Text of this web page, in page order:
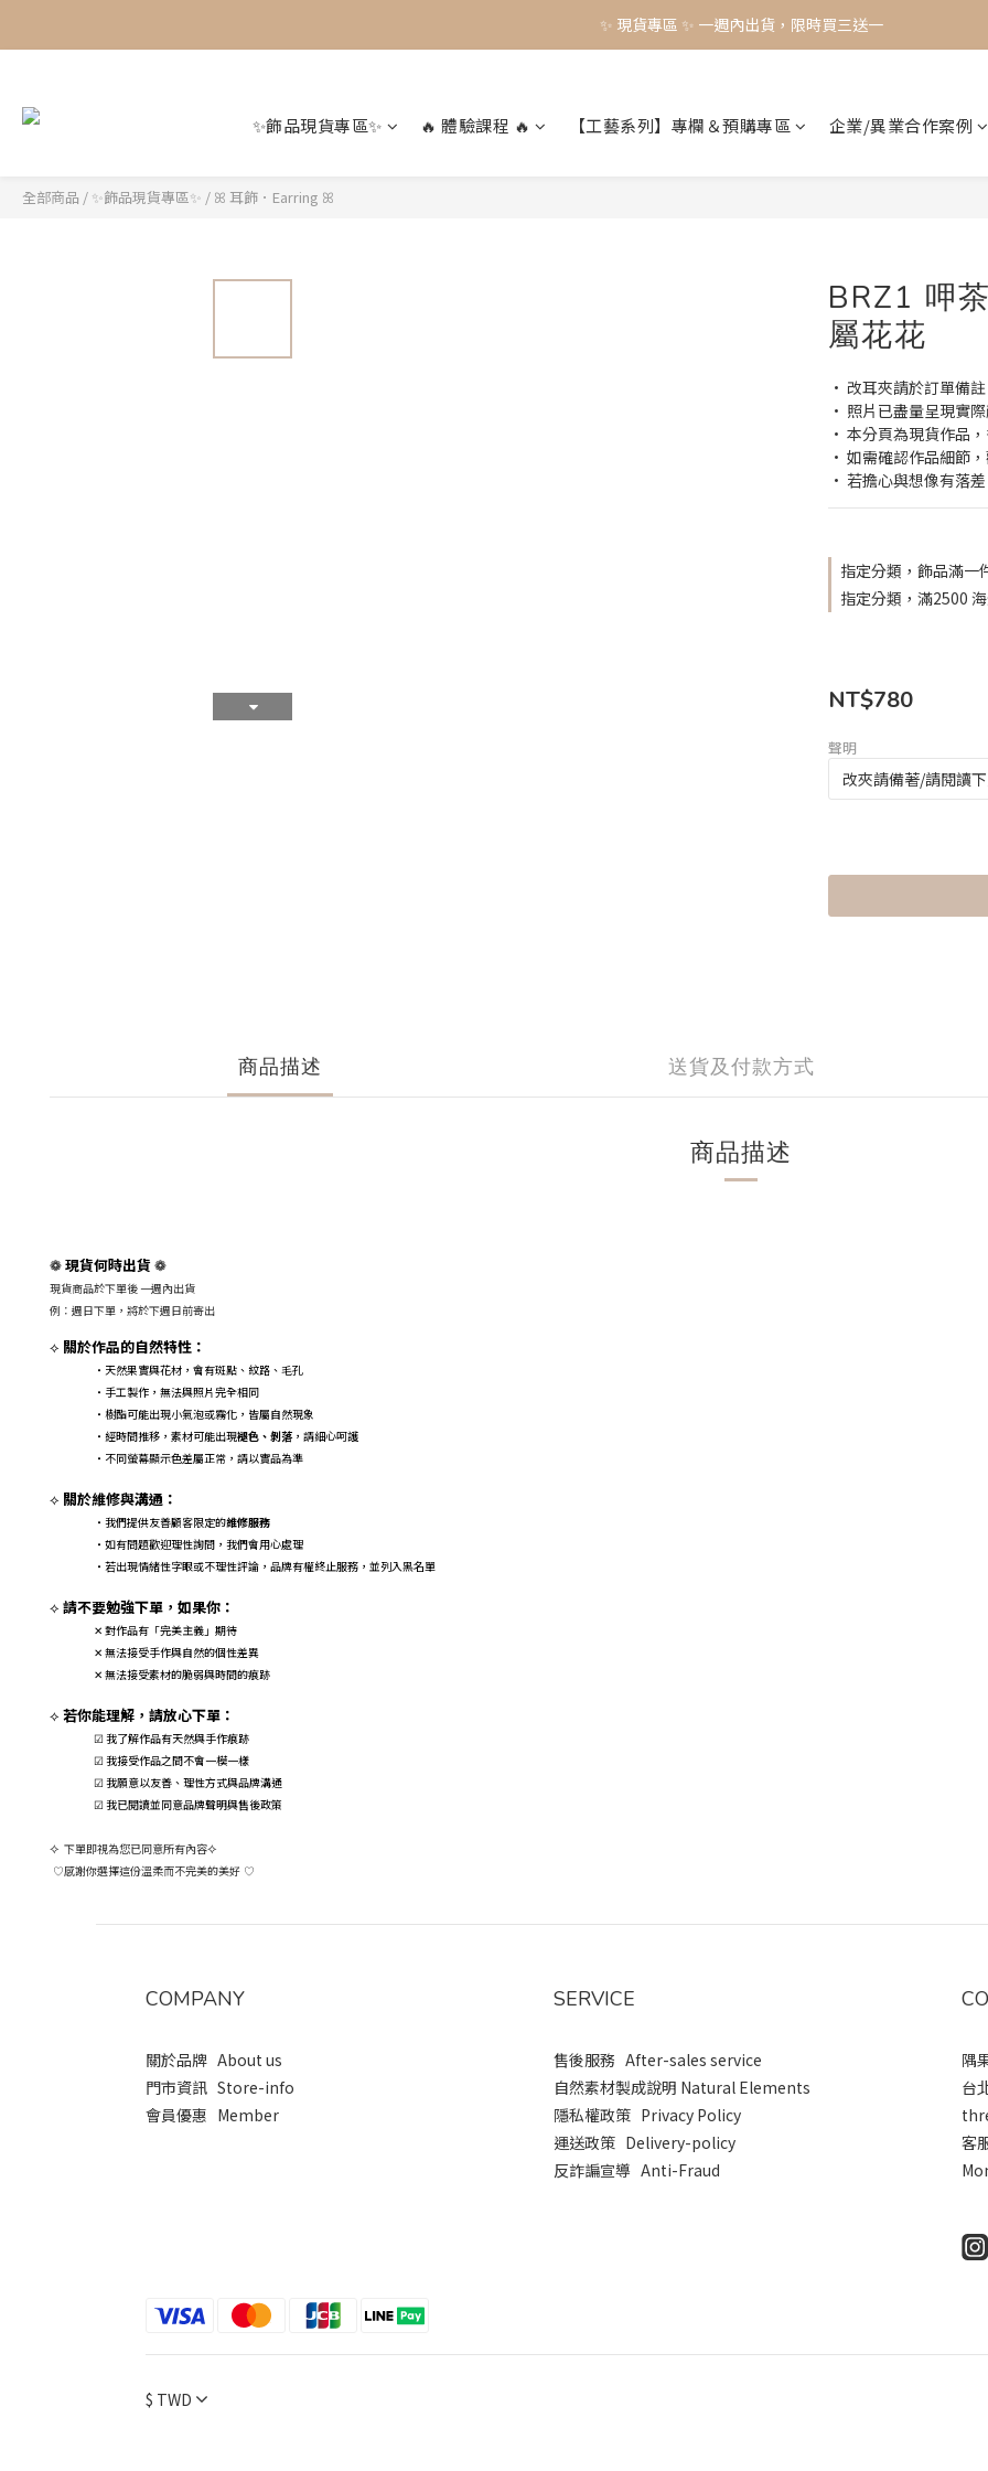
✨ 現貨專區 ✨ 一週內出貨，限時買三送一
✨ 現貨專區 ✨ 一週內出貨，限時買三送一
✨ 現貨專區 ✨ 一週內出貨，限時買三送一
✨飾品現貨專區✨ 🔥 體驗課程 🔥 【工藝系列】專欄＆預購專區 企業/異業合作案例
全部商品 / ✨飾品現貨專區✨ / ꕤ 耳飾．Earring ꕤ
BRZ1 呷
屬花花
• 改耳夾請於訂單備註
• 照片已盡量呈現實
• 本分頁為現貨作品
• 如需確認作品細節
• 若擔心與想像有落
指定分類，飾品滿
指定分類，滿2500
NT$780
聲明
商品描述 送貨及付款方式
商品描述
❁ 現貨何時出貨 ❁
現貨商品於下單後 一週內出貨
例：週日下單，將於下週日前寄出
⟡ 關於作品的自然特性：
・天然果實與花材，會有斑點、紋路、毛孔
・手工製作，無法與照片完全相同
・樹酯可能出現小氣泡或霧化，皆屬自然現象
・經時間推移，素材可能出現褪色、剝落，請細心呵護
・不同螢幕顯示色差屬正常，請以實品為準
⟡ 關於維修與溝通：
・我們提供友善顧客限定的維修服務
・如有問題歡迎理性詢問，我們會用心處理
・若出現情緒性字眼或不理性評論，品牌有權終止服務，並列入黑名單
⟡ 請不要勉強下單，如果你：
✕ 對作品有「完美主義」期待
✕ 無法接受手作與自然的個性差異
✕ 無法接受素材的脆弱與時間的痕跡
⟡ 若你能理解，請放心下單：
☑ 我了解作品有天然與手作痕跡
☑ 我接受作品之間不會一模一樣
☑ 我願意以友善、理性方式與品牌溝通
☑ 我已閱讀並同意品牌聲明與售後政策
⟡ 下單即視為您已同意所有內容⟡
♡感謝你選擇這份溫柔而不完美的美好 ♡
COMPANY
關於品牌 About us
門市資訊 Store-info
會員優惠 Member
SERVICE
售後服務 After-sales service
自然素材製成說明 Natural Elements
隱私權政策 Privacy Policy
運送政策 Delivery-policy
反詐諞宣導 Anti-Fraud
隅
台
客
$ TWD